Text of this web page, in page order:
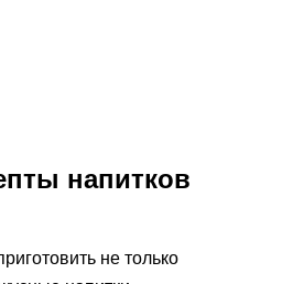
напитков
не только